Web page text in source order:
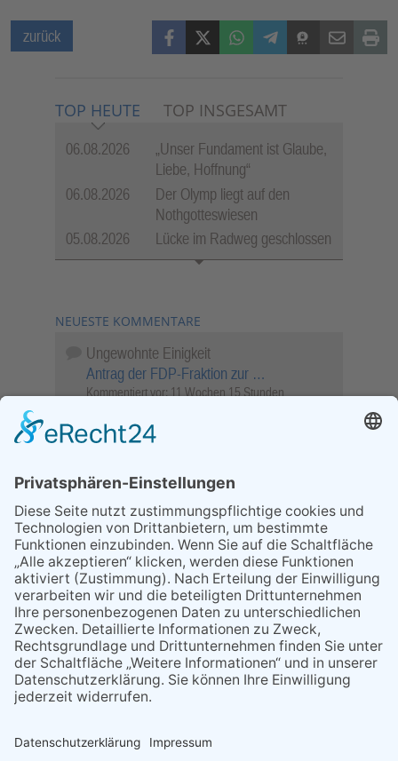
zurück FacebookX (Twitter)WhatsAppTelegramThreemaMail Print
TOP HEUTE TOP INSGESAMT
06.08.2026
„Unser Fundament ist Glaube,
Liebe, Hoffnung“
06.08.2026
Der Olymp liegt auf den
Nothgotteswiesen
05.08.2026
Lücke im Radweg geschlossen
NEUESTE KOMMENTARE
Ungewohnte Einigkeit
Antrag der FDP-Fraktion zur …
Kommentiert vor: 11 Wochen 15 Stunden
Objekt …
Kommentiert vor: 26 Wochen 2 Tage
Sperrung für Wassersportler schlägt hohe
Wellen
Sperrung der Stillgewässer
Kommentiert vor:1 Jahr 50 Wochen
Literarischer Rückblick
Alte Schule
Kommentiert vor:3 Jahre 18 Wochen
Abschaltung der Straßenbeleuchtung
Abschaltung der Strassenbeleuchtung
Kommentiert vor:3 Jahre 29 Wochen